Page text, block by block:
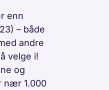
enn
– både
andre
velge i!
og
nær 1.000